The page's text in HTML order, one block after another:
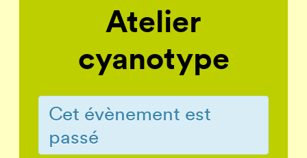
Atelier
cyanotype
Cet évènement est
passé